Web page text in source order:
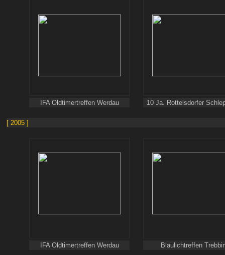
IFA Oldtimertreffen Werdau 10 Ja. Rottelsdorfer
[ 2005 ]
IFA Oldtimertreffen Werdau Blaulichtreffen